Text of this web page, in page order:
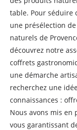
table. Pour séduire
une présélection
naturels de
découvrez notre
coffrets
une démarche
recherchez une
connaissances :
Nous avons mis en
vous garantissant